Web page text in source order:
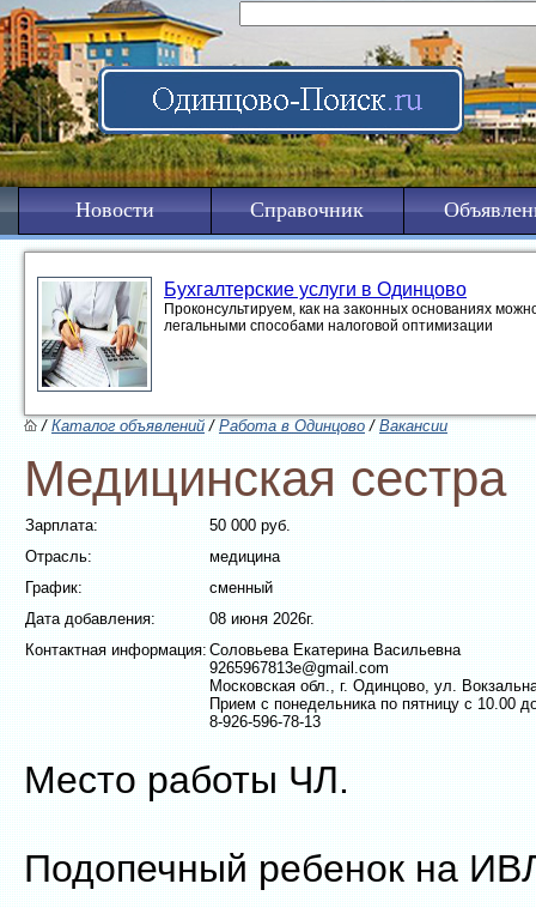
Новости Справочник
Бухгалтерские услуги в Одинцово
Проконсультируем, как на законных основаниях
легальными способами налоговой оптимизации
/Каталог объявлений/Работа в Одинцово/Вакансии
Медицинская сестра
Зарплата:
50 000 руб.
Отрасль:
медицина
График:
сменный
Дата добавления:
08 июня 2026г.
Контактная информация:Соловьева Екатерина Васильевна
9265967813e@gmail.com
Московская обл., г. Одинцово, ул.
Прием с понедельника по пятницу с 10.00
8-926-596-78-13
Место работы ЧЛ.
Подопечный ребенок на